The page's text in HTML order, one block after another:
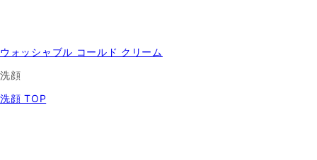
ウォッシャブル コールド クリーム
洗顔
洗顔 TOP